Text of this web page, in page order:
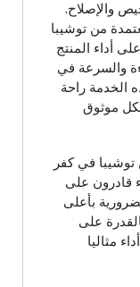
والإصلاح.
من توشيبا
أداء المنتج
والسرعة في
الخدمة راحة
موثوق
في كفر
قادرون على
بأعلى
على
مثاليا